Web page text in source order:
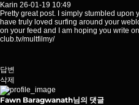
Karin 26-01-19 10:49
Pretty great post. I simply stumbled upon
have truly loved surfing around your
on your feed and I am hoping you write
club.tv/multfilmy/
답변
삭제
Fawn Baragwanath님의 댓글